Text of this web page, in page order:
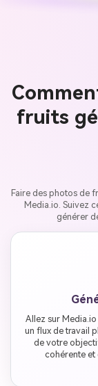
fruits
Faire des photos de
Media.io. Suivez
générer
Allez sur
un flux de travail
de votre
cohérente et